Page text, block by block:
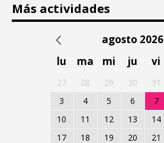
Más actividades
agosto 2026
lu
ma mi ju vi
27 28 29 30 31
3
4 5 6 7
10
11 12 13 14
17
18 19 20 21